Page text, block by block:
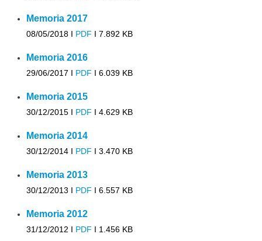
Memoria 2017
08/05/2018 I PDF I 7.892 KB
Memoria 2016
29/06/2017 I PDF I 6.039 KB
Memoria 2015
30/12/2015 I PDF I 4.629 KB
Memoria 2014
30/12/2014 I PDF I 3.470 KB
Memoria 2013
30/12/2013 I PDF I 6.557 KB
Memoria 2012
31/12/2012 I PDF I 1.456 KB